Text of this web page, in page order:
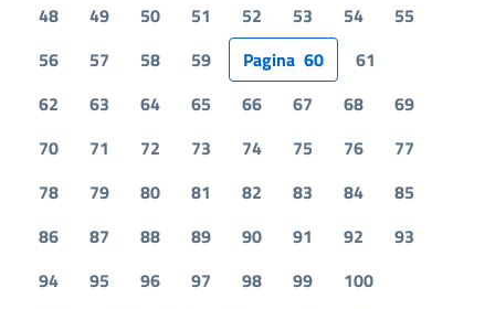
48
49 50 51 52 53 54
55
56
57 58 59 Pagina 60
61
62
63 64 65 66 67 68
69
70
71 72 73 74 75 76
77
78
79 80 81 82 83 84
85
86
87 88 89 90 91 92
93
94
95 96 97 98 99
100